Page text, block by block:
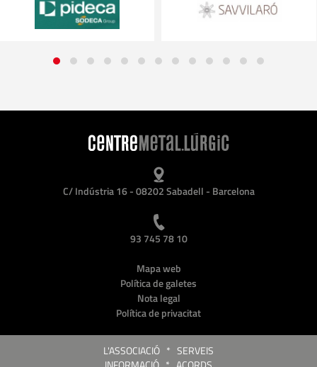
C/ Indústria 16 - 08202 Sabadell - Barcelona
93 745 78 10
Mapa web
Política de galetes
Nota legal
Política de privacitat
L'ASSOCIACIÓ * SERVEIS